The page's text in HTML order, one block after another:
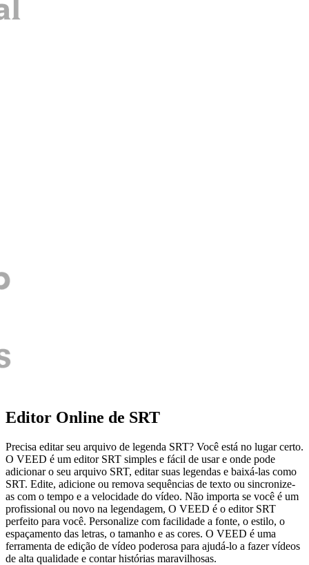
Editor Online de SRT
Precisa editar seu arquivo de legenda SRT? Você está no lugar certo.
O VEED é um editor SRT simples e fácil de usar e onde pode
adicionar o seu arquivo SRT, editar suas legendas e baixá-las como
SRT. Edite, adicione ou remova sequências de texto ou sincronize-
as com o tempo e a velocidade do vídeo. Não importa se você é um
profissional ou novo na legendagem, O VEED é o editor SRT
perfeito para você. Personalize com facilidade a fonte, o estilo, o
espaçamento das letras, o tamanho e as cores. O VEED é uma
ferramenta de edição de vídeo poderosa para ajudá-lo a fazer vídeos
de alta qualidade e contar histórias maravilhosas.